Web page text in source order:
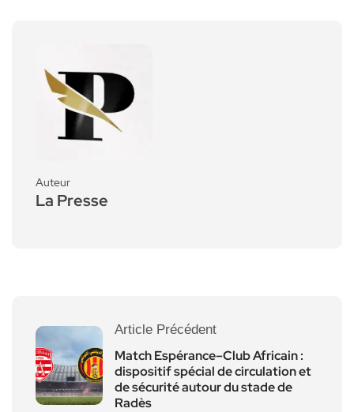
Auteur
La Presse
Article Précédent
Match Espérance–Club Africain :
dispositif spécial de circulation et
de sécurité autour du stade de
Radès